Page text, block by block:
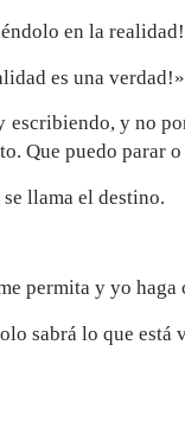
en la
es una verdad!»
escribiendo, y no
Que puedo parar
llama el destino.
permita y yo
sabrá lo que